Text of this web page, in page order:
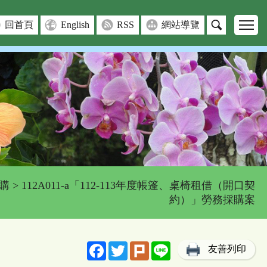
回首頁 English RSS 網站導覽
> 112A011-a「112-113年度帳篷、桌椅租借（開口契
約）」勞務採購案
FacebookTwitterPlurk Line 友善列印